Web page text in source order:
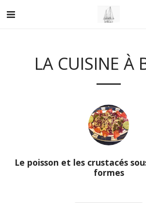
LA CUISINE À
Le poisson et les crustacés
formes